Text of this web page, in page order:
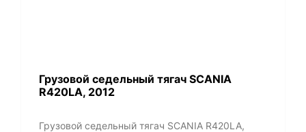
Грузовой седельный тягач SCANIA
R420LA, 2012
Грузовой седельный тягач SCANIA R420LA,